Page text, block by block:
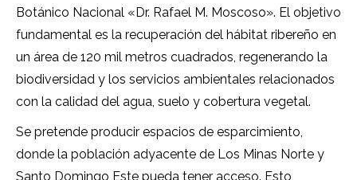
Botánico Nacional «Dr. Rafael M. Moscoso». El objetivo
fundamental es la recuperación del hábitat ribereño en
un área de 120 mil metros cuadrados, regenerando la
biodiversidad y los servicios ambientales relacionados
con la calidad del agua, suelo y cobertura vegetal.
Se pretende producir espacios de esparcimiento,
donde la población adyacente de Los Minas Norte y
Santo Domingo Este pueda tener acceso. Esto